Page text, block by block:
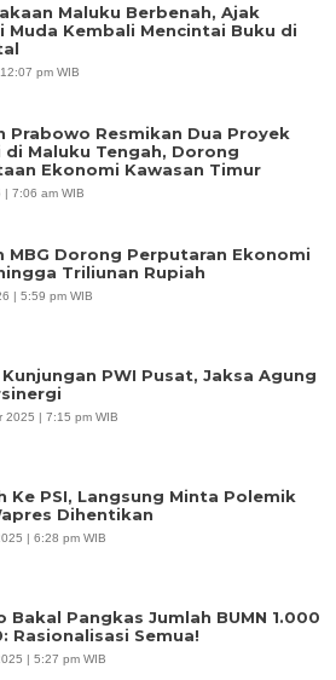
Maluku Berbenah, Ajak
Muda Kembali Mencintai Buku di
pm WIB
Prabowo Resmikan Dua Proyek
di Maluku Tengah, Dorong
Ekonomi Kawasan Timur
| 7:06 am WIB
MBG Dorong Perputaran Ekonomi
Triliunan Rupiah
| 5:59 pm WIB
PWI Pusat, Jaksa Agung
2025 | 7:15 pm WIB
Ke PSI, Langsung Minta Polemik
Dihentikan
| 6:28 pm WIB
Bakal Pangkas Jumlah BUMN 1.000
Rasionalisasi Semua!
| 5:27 pm WIB